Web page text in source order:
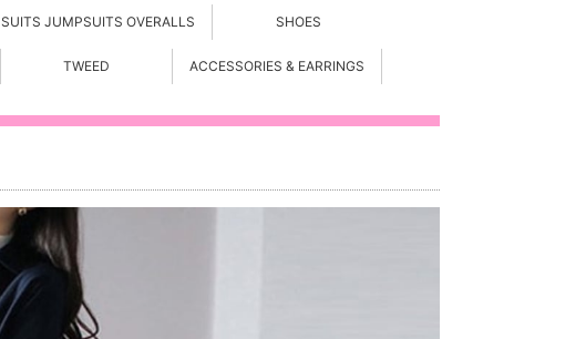
SUITS JUMPSUITS OVERALLS SHOES
TWEED ACCESSORIES & EARRINGS